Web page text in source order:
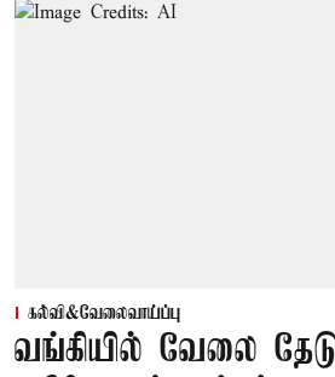
கல்வி&வேலைவாய்ப்பு
வங்கியில் வேலை